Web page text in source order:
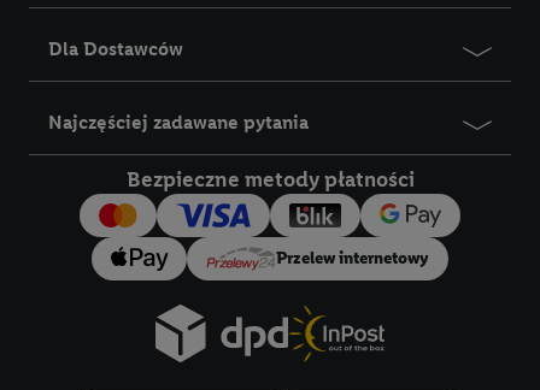
Dla Dostawców
Najczęściej zadawane pytania
Bezpieczne metody płatności
Przelew internetowy